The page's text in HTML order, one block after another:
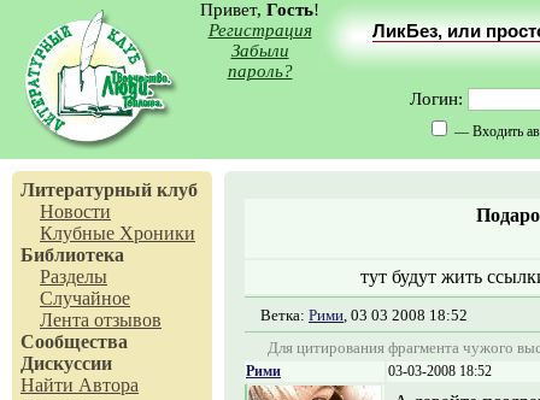
Привет, Гость!
Регистрация
Забыли
пароль?
ЛикБез, или
Логин:
— Входить
Литературный клуб
Новости
Клубные Хроники
Библиотека
Разделы
Случайное
Лента отзывов
Сообщества
Дискуссии
Найти Автора
тут будут жить
Ветка: Рими, 03 03 2008 18:52
Для цитирования фрагмента чужого
Рими 03-03-2008 18:52